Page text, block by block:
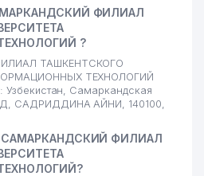
ФИЛИАЛ
?
ТАШКЕНТСКОГО
ТЕХНОЛОГИЙ
Узбекистан, Самаркандская
САДРИДДИНА АЙНИ, 140100,
САМАРКАНДСКИЙ ФИЛИАЛ